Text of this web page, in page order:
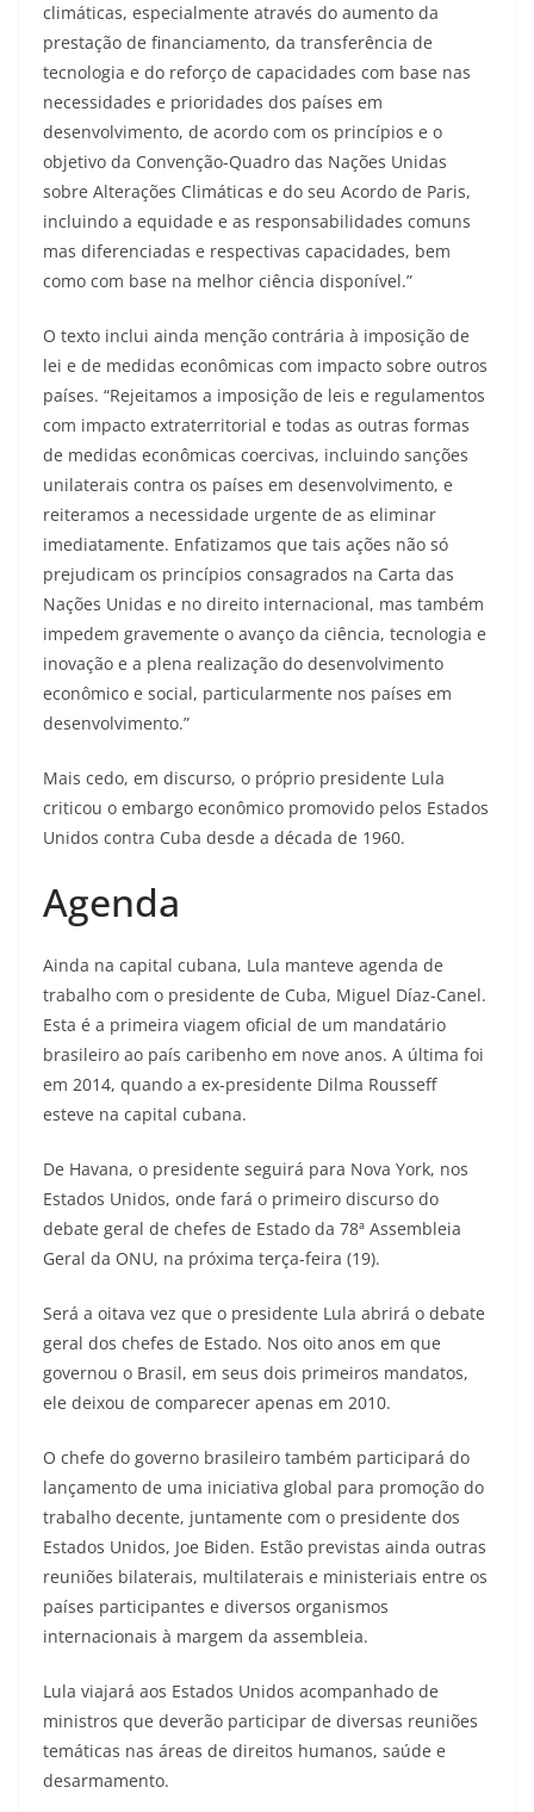
climáticas, especialmente através do aumento da
prestação de financiamento, da transferência de
tecnologia e do reforço de capacidades com base nas
necessidades e prioridades dos países em
desenvolvimento, de acordo com os princípios e o
objetivo da Convenção-Quadro das Nações Unidas
sobre Alterações Climáticas e do seu Acordo de Paris,
incluindo a equidade e as responsabilidades comuns
mas diferenciadas e respectivas capacidades, bem
como com base na melhor ciência disponível.”
O texto inclui ainda menção contrária à imposição de
lei e de medidas econômicas com impacto sobre outros
países. “Rejeitamos a imposição de leis e regulamentos
com impacto extraterritorial e todas as outras formas
de medidas econômicas coercivas, incluindo sanções
unilaterais contra os países em desenvolvimento, e
reiteramos a necessidade urgente de as eliminar
imediatamente. Enfatizamos que tais ações não só
prejudicam os princípios consagrados na Carta das
Nações Unidas e no direito internacional, mas também
impedem gravemente o avanço da ciência, tecnologia e
inovação e a plena realização do desenvolvimento
econômico e social, particularmente nos países em
desenvolvimento.”
Mais cedo, em discurso, o próprio presidente Lula
criticou o embargo econômico promovido pelos Estados
Unidos contra Cuba desde a década de 1960.
Agenda
Ainda na capital cubana, Lula manteve agenda de
trabalho com o presidente de Cuba, Miguel Díaz-Canel.
Esta é a primeira viagem oficial de um mandatário
brasileiro ao país caribenho em nove anos. A última foi
em 2014, quando a ex-presidente Dilma Rousseff
esteve na capital cubana.
De Havana, o presidente seguirá para Nova York, nos
Estados Unidos, onde fará o primeiro discurso do
debate geral de chefes de Estado da 78ª Assembleia
Geral da ONU, na próxima terça-feira (19).
Será a oitava vez que o presidente Lula abrirá o debate
geral dos chefes de Estado. Nos oito anos em que
governou o Brasil, em seus dois primeiros mandatos,
ele deixou de comparecer apenas em 2010.
O chefe do governo brasileiro também participará do
lançamento de uma iniciativa global para promoção do
trabalho decente, juntamente com o presidente dos
Estados Unidos, Joe Biden. Estão previstas ainda outras
reuniões bilaterais, multilaterais e ministeriais entre os
países participantes e diversos organismos
internacionais à margem da assembleia.
Lula viajará aos Estados Unidos acompanhado de
ministros que deverão participar de diversas reuniões
temáticas nas áreas de direitos humanos, saúde e
desarmamento.